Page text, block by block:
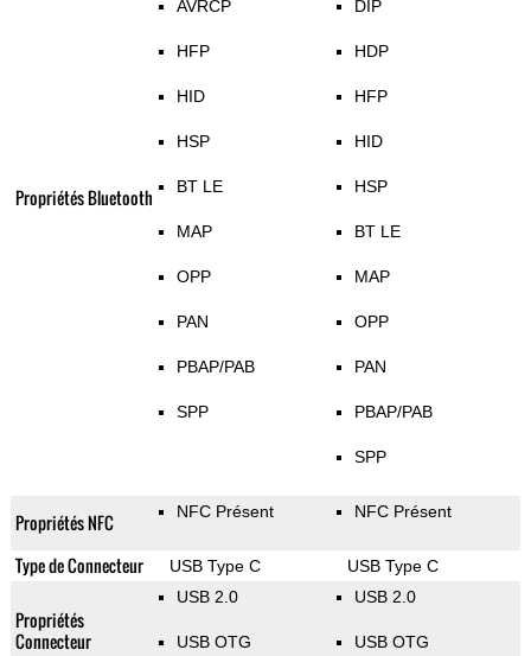
Propriétés Bluetooth
AVRCP
HFP
HID
HSP
BT LE
MAP
OPP
PAN
PBAP/PAB
SPP
DIP
HDP
HFP
HID
HSP
BT LE
MAP
OPP
PAN
PBAP/PAB
SPP
Propriétés NFC NFC Présent NFC Présent
Type de Connecteur USB Type C USB Type C
Propriétés
Connecteur
USB 2.0
USB OTG
USB 2.0
USB OTG